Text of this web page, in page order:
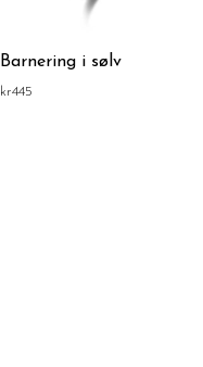
Barnering i sølv
kr445